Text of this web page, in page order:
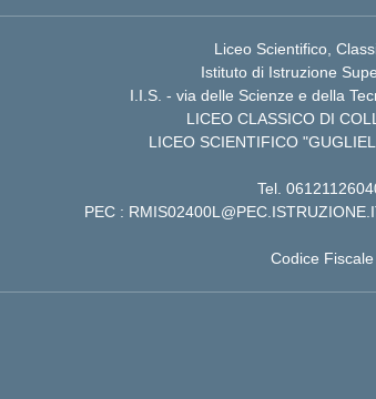
Liceo Scientifico,
Istituto di Istruzione
I.I.S. - via delle Scienze e della
LICEO CLASSICO DI
LICEO SCIENTIFICO
Tel.
PEC :
Codice